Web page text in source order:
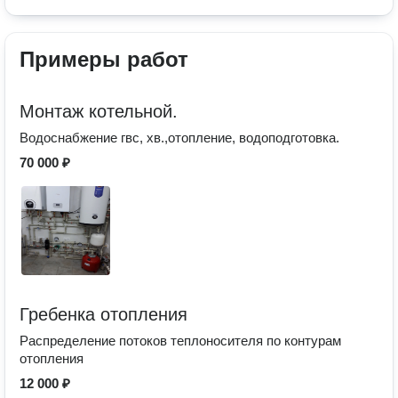
Примеры работ
Монтаж котельной.
Водоснабжение гвс, хв.,отопление, водоподготовка.
70 000 ₽
Гребенка отопления
Распределение потоков теплоносителя по контурам
отопления
12 000 ₽